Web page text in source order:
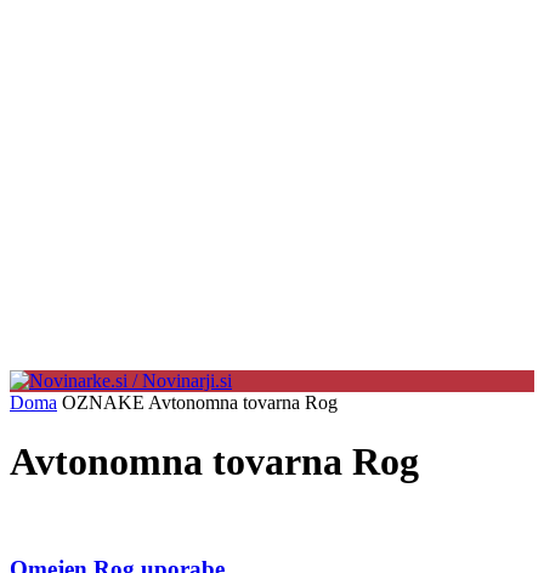
Doma OZNAKE Avtonomna tovarna Rog
Avtonomna tovarna Rog